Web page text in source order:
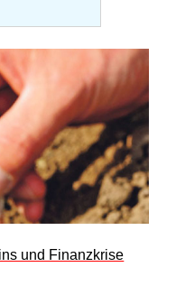
und Finanzkrise